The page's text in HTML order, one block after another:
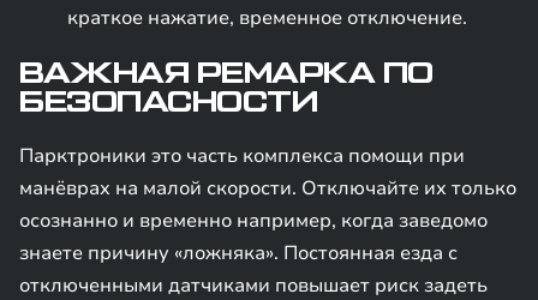
краткое нажатие, временное отключение.
ВАЖНАЯ РЕМАРКА ПО
БЕЗОПАСНОСТИ
Парктроники это часть комплекса помощи при
манёврах на малой скорости. Отключайте их только
осознанно и временно например, когда заведомо
знаете причину «ложняка». Постоянная езда с
отключенными датчиками повышает риск задеть